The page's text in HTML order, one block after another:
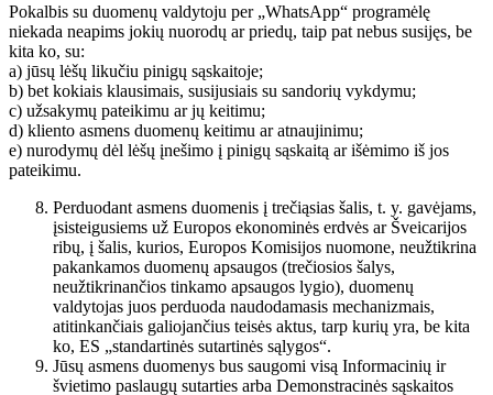
Pokalbis su duomenų valdytoju per „WhatsApp“ programėlę
niekada neapims jokių nuorodų ar priedų, taip pat nebus susijęs, be
kita ko, su:
a) jūsų lėšų likučiu pinigų sąskaitoje;
b) bet kokiais klausimais, susijusiais su sandorių vykdymu;
c) užsakymų pateikimu ar jų keitimu;
d) kliento asmens duomenų keitimu ar atnaujinimu;
e) nurodymų dėl lėšų įnešimo į pinigų sąskaitą ar išėmimo iš jos
pateikimu.
Perduodant asmens duomenis į trečiąsias šalis, t. y. gavėjams,
įsisteigusiems už Europos ekonominės erdvės ar Šveicarijos
ribų, į šalis, kurios, Europos Komisijos nuomone, neužtikrina
pakankamos duomenų apsaugos (trečiosios šalys,
neužtikrinančios tinkamo apsaugos lygio), duomenų
valdytojas juos perduoda naudodamasis mechanizmais,
atitinkančiais galiojančius teisės aktus, tarp kurių yra, be kita
ko, ES „standartinės sutartinės sąlygos“.
Jūsų asmens duomenys bus saugomi visą Informacinių ir
švietimo paslaugų sutarties arba Demonstracinės sąskaitos